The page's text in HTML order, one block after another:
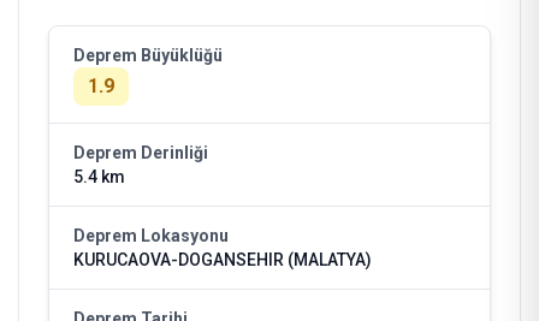
Deprem Büyüklüğü
1.9
Deprem Derinliği
5.4 km
Deprem Lokasyonu
KURUCAOVA-DOGANSEHIR (MALATYA)